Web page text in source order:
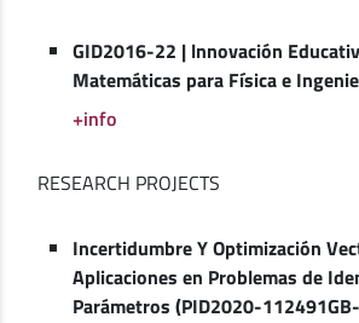
GID2016-22 | lnnovación
Matemáticas para Física e
+info
RESEARCH PROJECTS
Incertidumbre Y Optimización
Aplicaciones en Problemas de
Parámetros (PID2020-